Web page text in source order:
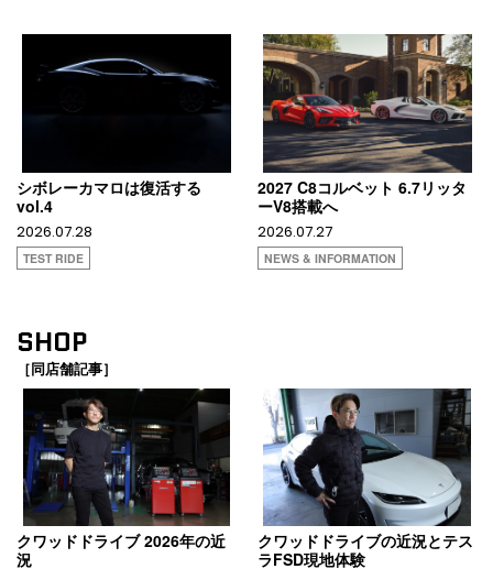
シボレーカマロは復活する
vol.4
2026.07.28
TEST RIDE
2027 C8コルベット 6.7リッタ
ーV8搭載へ
2026.07.27
NEWS & INFORMATION
SHOP
［同店舗記事］
クワッドドライブ 2026年の近
況
クワッドドライブの近況とテス
ラFSD現地体験